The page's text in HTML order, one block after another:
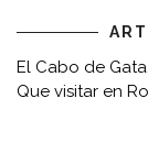
El Cabo de
Que visitar en